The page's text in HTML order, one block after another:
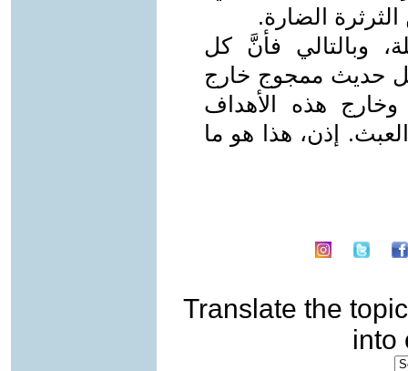
الضارة.
وبالتالي فأنَّ كل
حديث ممجوج خارج
وخارج هذه الأهداف
العبث. إذن، هذا هو ما
Translate the topic
into